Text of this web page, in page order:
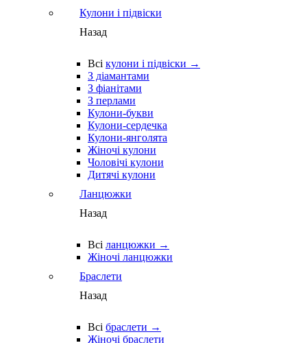
Кулони і підвіски
Назад
Всі кулони і підвіски →
З діамантами
З фіанітами
З перлами
Кулони-букви
Кулони-сердечка
Кулони-янголята
Жіночі кулони
Чоловічі кулони
Дитячі кулони
Ланцюжки
Назад
Всі ланцюжки →
Жіночі ланцюжки
Браслети
Назад
Всі браслети →
Жіночі браслети